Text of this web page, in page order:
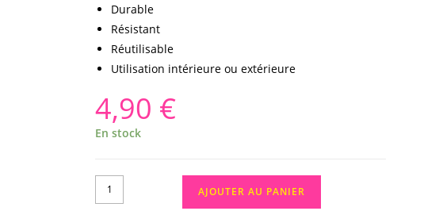
Durable
Résistant
Réutilisable
Utilisation intérieure ou extérieure
4,90 €
En stock
AJOUTER AU PANIER